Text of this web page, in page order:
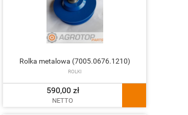
Rolka metalowa (7005.0676.1210)
ROLKI
590,00 zł
NETTO